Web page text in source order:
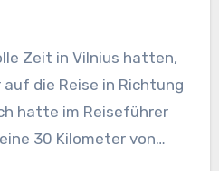
Zeit in Vilnius hatten,
die Reise in Richtung
hatte im Reiseführer
30 Kilometer von…